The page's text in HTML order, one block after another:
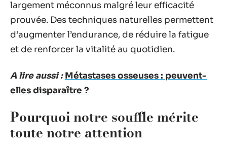
largement méconnus malgré leur efficacité
prouvée. Des techniques naturelles permettent
d’augmenter l’endurance, de réduire la fatigue
et de renforcer la vitalité au quotidien.
A lire aussi : Métastases osseuses : peuvent-
elles disparaître ?
Pourquoi notre souffle mérite
toute notre attention